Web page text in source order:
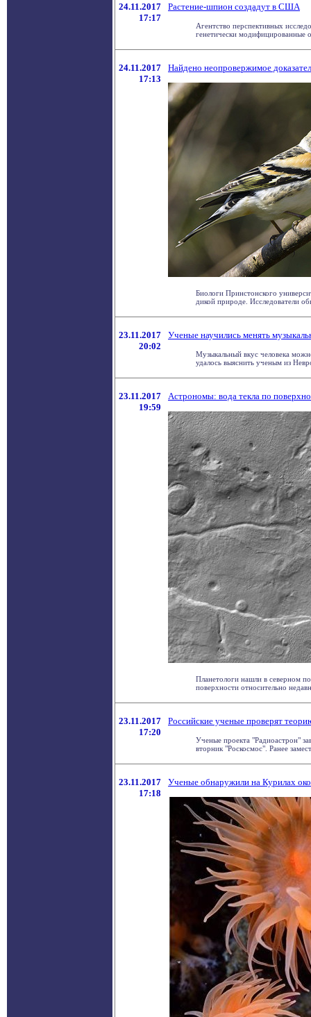
24.11.2017
17:17
Растение-шпион создадут в США
Агентство перспективных
генетически
24.11.2017
17:13
Найдено неопровержимое
Биологи Принстонского
дикой природе. Исследователи
23.11.2017
20:02
Ученые научились менять
Музыкальный вкус человека
удалось выяснить ученым из
23.11.2017
19:59
Астрономы: вода текла по
Планетологи нашли в северном
поверхности относительно
23.11.2017
17:20
Российские ученые проверят
Ученые проекта "Радиоастрон"
вторник "Роскосмос". Ранее
23.11.2017
17:18
Ученые обнаружили на Курилах